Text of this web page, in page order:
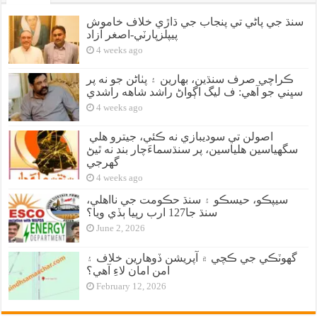
سنڌ جي پاڻي تي پنجاب جي ڌاڙي خلاف خاموش
پيپلزپارٽي-اصغر آزاد
4 weeks ago
ڪراچي صرف سنڌين، بهارين ۽ پٺاڻن جو نه پر
سڀني جو آهي: ف ليگ اڳواڻ راشد شاهه راشدي
4 weeks ago
سگهياسين هلياسين، پر سنڌسماءَچار بند نه ٿيڻ
گهرجي
4 weeks ago
سيپڪو، حيسڪو ۽ سنڌ حڪومت جي نااهلي،
سنڌ جا127 ارب رپيا ٻڏي ويا؟
June 2, 2026
گهوٽڪي جي ڪچي ۾ آپريشن ڏوهارين خلاف ۽
امن امان لاءِ آهي؟
February 12, 2026